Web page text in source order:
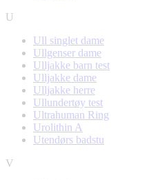
U
Ull singlet dame
Ullgenser dame
Ulljakke barn test
Ulljakke dame
Ulljakke herre
Ullundertøy test
Ultrahuman Ring
Urolithin A
Utendørs badstu
V